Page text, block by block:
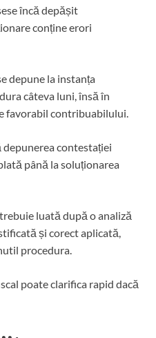
încă depășit
conține erori
depune la instanța
câteva luni, însă în
favorabil contribuabilului.
contestației
până la soluționarea
luată după o analiză
și corect aplicată,
procedura.
poate clarifica rapid dacă